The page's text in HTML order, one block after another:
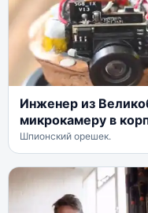
Инженер из
микрокамеру в
Шпионский орешек.